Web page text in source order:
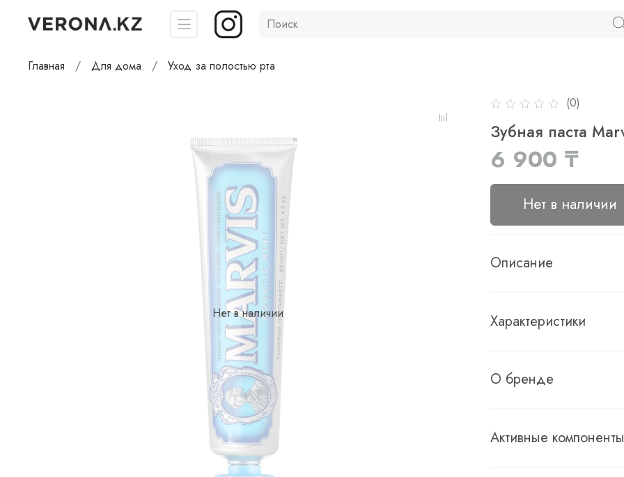
Главная Для дома Уход за полостью рта
Нет в наличии
(0)
Зубная паста
6 900 ₸
Нет в наличии
Описание
Характеристики
О бренде
Активные компоненты